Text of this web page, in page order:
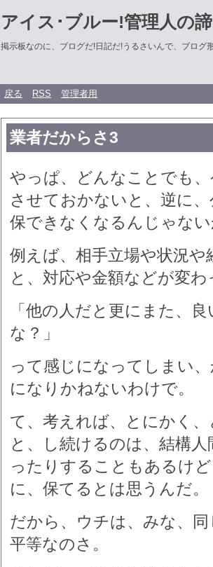
アイス･ブルー!管理人の
掲示板なのに、ブログだ!日記だ!うるさいんで、ブログ
戻る RSS 管理者用
業者だからさ3
やっぱ、どんなことでも
させておかないと、逆に
保できなくなるんじゃな
例えば、相手立場や状況
と、対応や金額などが変
「他の人だと更にまた、
な？」
って感じになってしまい
になりかねないわけで。
て、考えれば、とにかく
と、し続けるのは、結構
ったりすることもあるけ
に、保てるとは思うんだ。
だから、ウチは、みな、
平等なのさ。